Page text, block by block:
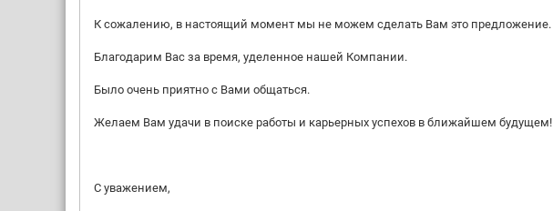
К сожалению, в настоящий момент мы не можем сделать Вам это предложение.
Благодарим Вас за время, уделенное нашей Компании.
Было очень приятно с Вами общаться.
Желаем Вам удачи в поиске работы и карьерных успехов в ближайшем будущем!
С уважением,